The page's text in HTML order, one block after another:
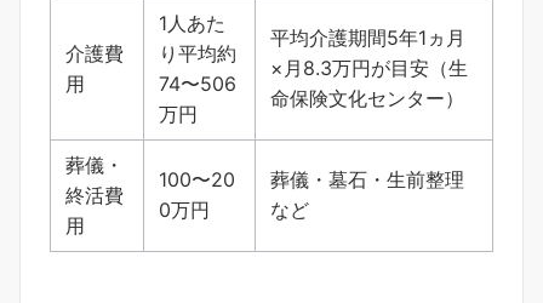
介護費
用
1人あた
り平均約
74〜506
万円
平均介護期間5年1ヵ月
×月8.3万円が目安（生
命保険文化センター）
葬儀・
終活費
用
100〜20
0万円
葬儀・墓石・生前整理
など